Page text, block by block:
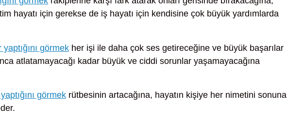
hayatı için gerekse de iş hayatı için kendisine çok büyük yardımlarda
görmek her işi ile daha çok ses getireceğine ve büyük başarılar
atlatamayacağı kadar büyük ve ciddi sorunlar yaşamayacağına
görmek rütbesinin artacağına, hayatın kişiye her nimetini sonuna